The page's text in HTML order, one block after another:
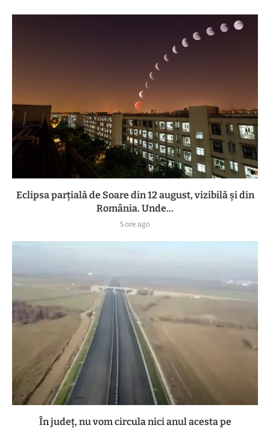
Eclipsa parțială de Soare din 12 august, vizibilă și din
România. Unde...
5 ore ago
În județ, nu vom circula nici anul acesta pe